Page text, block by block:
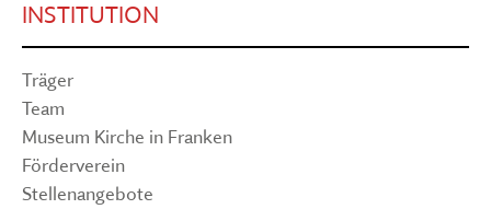
INSTITUTION
Träger
Team
Museum Kirche in Franken
Förderverein
Stellenangebote